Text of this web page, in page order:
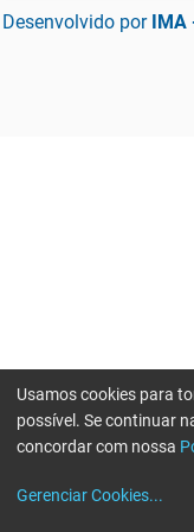
Desenvolvido por IMA
Usamos cookies para
possível. Se continuar
concordar com nossa
Gerenciar Cookies...
Erro ao enviar